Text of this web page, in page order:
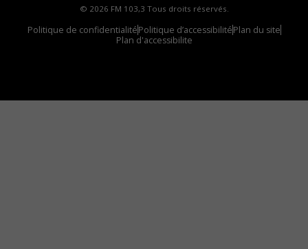
© 2026 FM 103,3 Tous droits réservés.
Politique de confidentialitéPolitique d’accessibilitéPlan du site
Plan d'accessibilite